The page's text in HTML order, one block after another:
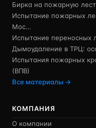
Бирка на пожарную
Испытание пожарных
Мос…
Испытание переносных
Дымоудаление в ТРЦ:
Испытания пожарных
(ВПВ)
Все материалы →
КОМПАНИЯ
О компании